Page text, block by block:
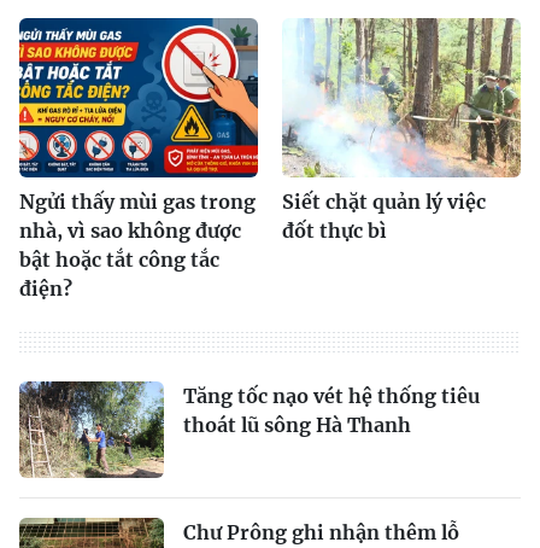
Ngửi thấy mùi gas trong
nhà, vì sao không được
bật hoặc tắt công tắc
điện?
Siết chặt quản lý việc
đốt thực bì
Tăng tốc nạo vét hệ thống tiêu
thoát lũ sông Hà Thanh
Chư Prông ghi nhận thêm lỗ